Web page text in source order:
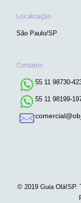
Localização
São Paulo/SP
Contatos
55 11 98730-
55 11 98199-
© 2019 Guia Olá!SP.